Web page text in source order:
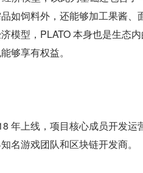
如饲料外，还能够加工果酱、
模型，PLATO 本身也是生态
够享有权益。
年上线，项目核心成员开发运
名游戏团队和区块链开发商。